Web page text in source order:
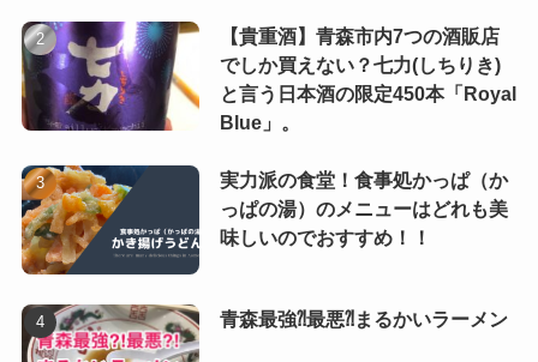
【貴重酒】青森市内7つの酒販店
でしか買えない？七力(しちりき)
と言う日本酒の限定450本「Royal
Blue」。
実力派の食堂！食事処かっぱ（か
っぱの湯）のメニューはどれも美
味しいのでおすすめ！！
青森最強⁈最悪⁈まるかいラーメン